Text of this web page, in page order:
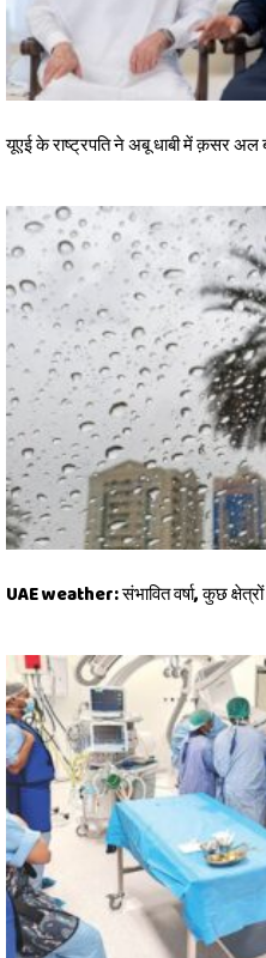
यूएई के राष्ट्रपति ने अबू धाबी में क़सर
UAE weather: संभावित वर्षा, कुछ क्षेत्रों